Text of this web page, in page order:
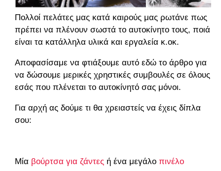
Πολλοί πελάτες μας κατά καιρούς μας ρωτάνε πως
πρέπει να πλένουν σωστά το αυτοκίνητο τους, ποιά
είναι τα κατάλληλα υλικά και εργαλεία κ.οκ.
Aποφασίσαμε να φτιάξουμε αυτό εδώ το άρθρο για
να δώσουμε μερικές χρηστικές συμβουλές σε όλους
εσάς που πλένεται το αυτοκίνητό σας μόνοι.
Για αρχή ας δούμε τι θα χρειαστείς να έχεις δίπλα
σου:
Μία βούρτσα για ζάντες ή ένα μεγάλο πινέλο